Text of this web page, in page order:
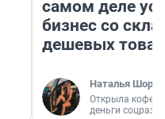
самом деле
бизнес со
дешевых
Наталья
Открыла
деньги